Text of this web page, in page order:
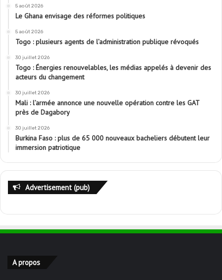
5 août 2026
Le Ghana envisage des réformes politiques
5 août 2026
Togo : plusieurs agents de l’administration publique révoqués
30 juillet 2026
Togo : Énergies renouvelables, les médias appelés à devenir des
acteurs du changement
30 juillet 2026
Mali : l’armée annonce une nouvelle opération contre les GAT
près de Dagabory
30 juillet 2026
Burkina Faso : plus de 65 000 nouveaux bacheliers débutent leur
immersion patriotique
Advertisement (pub)
A propos